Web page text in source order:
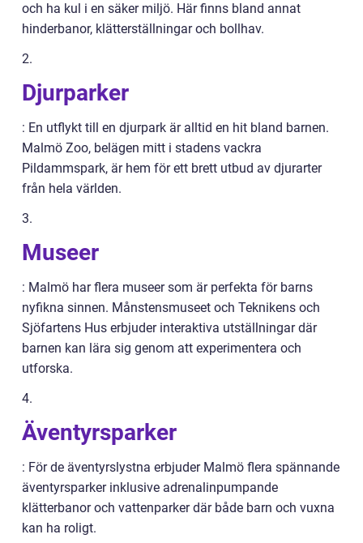
och ha kul i en säker miljö. Här finns bland annat
hinderbanor, klätterställningar och bollhav.
2.
Djurparker
: En utflykt till en djurpark är alltid en hit bland barnen.
Malmö Zoo, belägen mitt i stadens vackra
Pildammspark, är hem för ett brett utbud av djurarter
från hela världen.
3.
Museer
: Malmö har flera museer som är perfekta för barns
nyfikna sinnen. Månstensmuseet och Teknikens och
Sjöfartens Hus erbjuder interaktiva utställningar där
barnen kan lära sig genom att experimentera och
utforska.
4.
Äventyrsparker
: För de äventyrslystna erbjuder Malmö flera spännande
äventyrsparker inklusive adrenalinpumpande
klätterbanor och vattenparker där både barn och vuxna
kan ha roligt.